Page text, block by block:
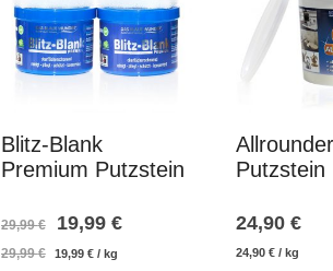
Blitz-Blank
Premium Putzstein
29,99€
Ursprünglicher
Preis
19,99 €Aktueller
29,99€
Ursprünglicher
19,99 €Aktueller
/ kg
Allrounder
Putzstein
24,90 €
24,90 €/ kg